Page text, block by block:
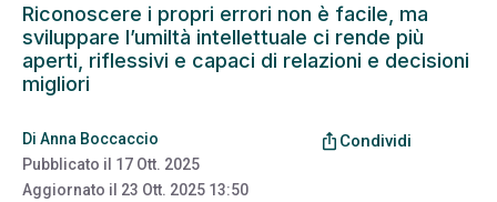
Riconoscere i propri errori non è facile, ma
sviluppare l’umiltà intellettuale ci rende più
aperti, riflessivi e capaci di relazioni e decisioni
migliori
Di Anna Boccaccio
Pubblicato il 17 Ott. 2025
Aggiornato il 23 Ott. 2025 13:50
ios_share Condividi